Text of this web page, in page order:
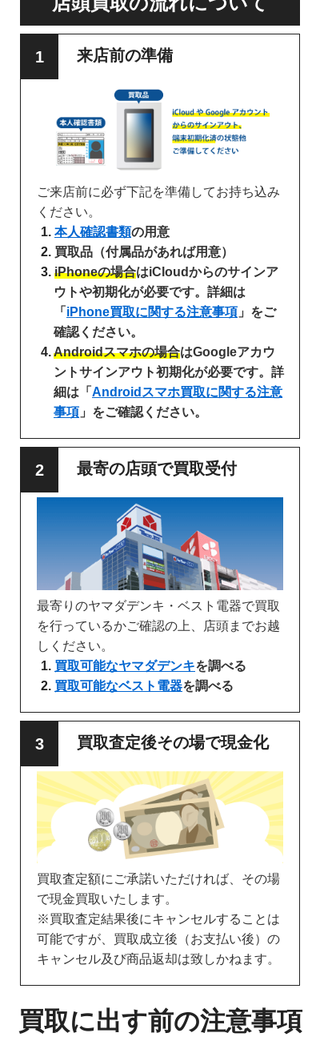
来店前の準備
ご来店前に必ず下記を準備してお持ち込み
ください。
本人確認書類の用意
買取品（付属品があれば用意）
iPhoneの場合はiCloudからのサインア
ウトや初期化が必要です。詳細は
「 iPhone買取に関する注意事項 」をご
確認ください。
Androidスマホの場合はGoogleアカウ
ントサインアウト初期化が必要です。詳
細は「 Androidスマホ買取に関する注意
事項 」をご確認ください。
最寄の店頭で買取受付
最寄りのヤマダデンキ・ベスト電器で買取
を行っているかご確認の上、店頭までお越
しください。
買取可能なヤマダデンキを調べる
買取可能なベスト電器を調べる
買取査定後その場で現金化
買取査定額にご承諾いただければ、その場
で現金買取いたします。
※買取査定結果後にキャンセルすることは
可能ですが、買取成立後（お支払い後）の
キャンセル及び商品返却は致しかねます。
買取に出す前の注意事項